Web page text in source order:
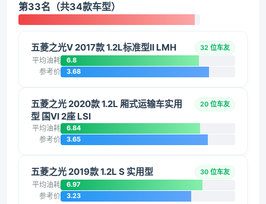
第33名（共34款车型）
五菱之光V 2017款 1.2L标准型II LMH 32 位车友
平均油耗 6.8
参考价 3.68
五菱之光 2020款 1.2L 厢式运输车实用
型 国VI 2座 LSI
20 位车友
平均油耗 6.84
参考价 3.65
五菱之光 2019款 1.2L S 实用型 30 位车友
平均油耗 6.97
参考价 3.23